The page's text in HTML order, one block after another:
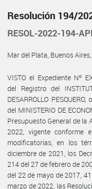
Resolución 194/
RESOL-2022-194-
Mar del Plata, Buenos
VISTO el Expediente Nº
del Registro del
DESARROLLO
del MINISTERIO DE
Presupuesto General de la
2022, vigente conforme
modificatorias, en los
diciembre de 2021, los
214 del 27 de febrero de
del 22 de mayo de 2017,
marzo de 2022, las